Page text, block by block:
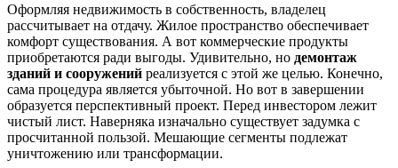
Оформляя недвижимость в собственность, владелец
рассчитывает на отдачу. Жилое пространство обеспечивает
комфорт существования. А вот коммерческие продукты
приобретаются ради выгоды. Удивительно, но демонтаж
зданий и сооружений реализуется с этой же целью. Конечно,
сама процедура является убыточной. Но вот в завершении
образуется перспективный проект. Перед инвестором лежит
чистый лист. Наверняка изначально существует задумка с
просчитанной пользой. Мешающие сегменты подлежат
уничтожению или трансформации.